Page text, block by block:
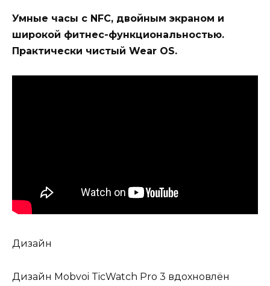
Умные часы с NFC, двойным экраном и
широкой фитнес-функциональностью.
Практически чистый Wear OS.
Дизайн
Дизайн Mobvoi TicWatch Pro 3 вдохновлён